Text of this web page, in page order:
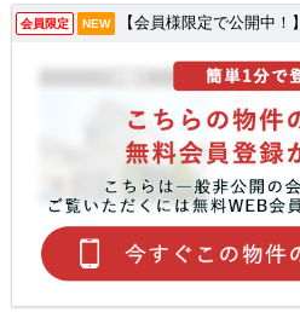
会員限定 NEW 【会員様限定で公開中！】